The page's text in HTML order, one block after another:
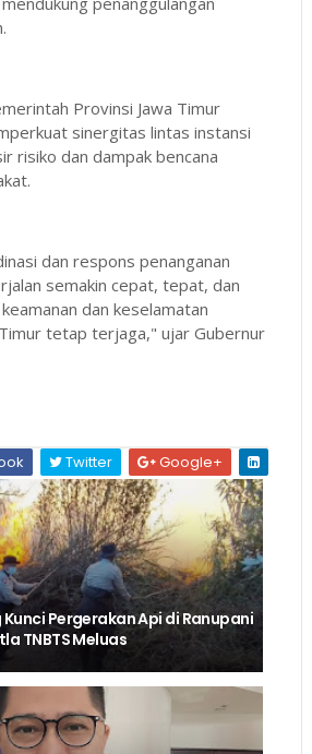
Provinsi Jawa Timur
sinergitas lintas instansi
risiko dan dampak bencana
dan respons penanganan
semakin cepat, tepat, dan
dan keselamatan
tetap terjaga," ujar Gubernur
Twitter Google+
Pergerakan Api di Ranupani
TNBTS Meluas